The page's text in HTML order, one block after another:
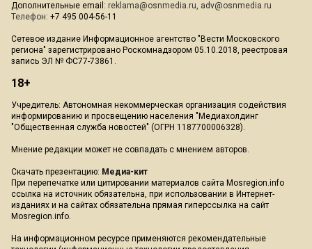
Дополнительные email: reklama@osnmedia.ru, adv@osnmedia.ru
Телефон: +7 495 004-56-11
Сетевое издание Информационное агентство "Вести Московского
региона" зарегистрировано Роскомнадзором 05.10.2018, реестровая
запись ЭЛ № ФС77-73861.
18+
Учредитель: Автономная некоммерческая организация содействия
информированию и просвещению населения "Медиахолдинг
"Общественная служба новостей" (ОГРН 1187700006328).
Мнение редакции может не совпадать с мнением авторов.
Скачать презентацию: Медиа-кит
При перепечатке или цитировании материалов сайта Mosregion.info
ссылка на источник обязательна, при использовании в Интернет-
изданиях и на сайтах обязательна прямая гиперссылка на сайт
Mosregion.info.
На информационном ресурсе применяются рекомендательные